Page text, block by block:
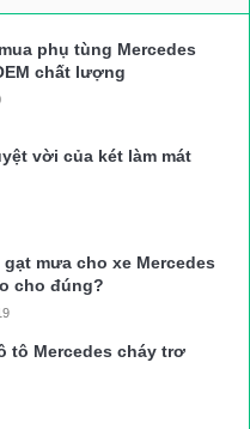
phụ tùng Mercedes
chất lượng
vời của két làm mát
mưa cho xe Mercedes
cho đúng?
tô Mercedes cháy trơ